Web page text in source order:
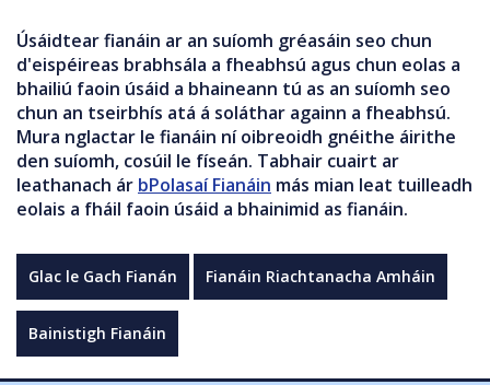
Úsáidtear fianáin ar an suíomh gréasáin seo chun
d'eispéireas brabhsála a fheabhsú agus chun eolas a
bhailiú faoin úsáid a bhaineann tú as an suíomh seo
chun an tseirbhís atá á soláthar againn a fheabhsú.
Mura nglactar le fianáin ní oibreoidh gnéithe áirithe
den suíomh, cosúil le físeán. Tabhair cuairt ar
leathanach ár bPolasaí Fianáin más mian leat tuilleadh
eolais a fháil faoin úsáid a bhainimid as fianáin.
Glac le Gach Fianán Fianáin Riachtanacha Amháin
Bainistigh Fianáin